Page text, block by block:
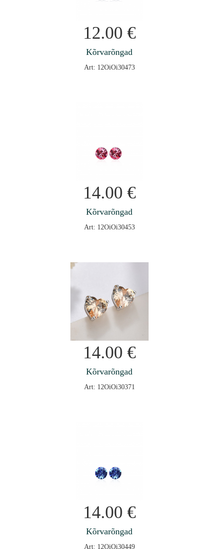
12.00 €
Kõrvarõngad
Art: 12OiOi30473
14.00 €
Kõrvarõngad
Art: 12OiOi30453
14.00 €
Kõrvarõngad
Art: 12OiOi30371
14.00 €
Kõrvarõngad
Art: 12OiOi30449